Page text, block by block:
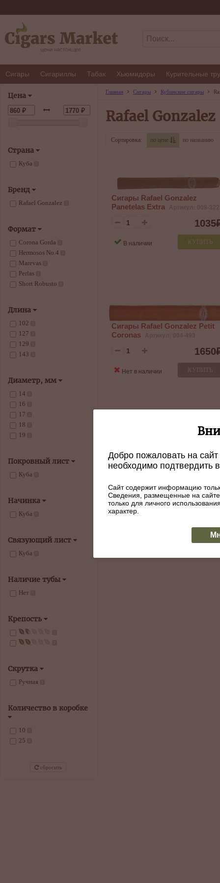
Сигары Сигариллы Табак Хьюмидоры Курительные
Цена
Страна
Куба
Бренд
Rafael Gonzalez
Формат
Corona Gorda
Hermosos No.4
Marevas
Perlas
Short Robusto
Длина
102
127
129
143
Диаметр, мм
14
16
17
18
19
Покровный лист
Куба
Начинка
Куба
Связующий лист
Куба
Наличие тубы
Нет
Крепость
Скрутка
Ручная
Количество в коробке
10
25
сбросить
Главная Сигары Кубинские сигары
Rafael Gonzalez
Сортировка: по цене по названию
Сигары Rafael Gonzalez
Panetelas Extra
1035
КУПИТЬ
В наличии
Сигары Rafael Gonzalez Petit
Coronas
1650
КУПИТЬ
Нет в наличии
Сигары Rafael Gonzalez
Coronas de Lonsdales
Артикул: 060-592
1770
КУПИТЬ
Нет в наличии
Добро пожаловать на
необходимо подтвердить
Сайт содержит информацию
Сведения, размещенные на
только для личного
характер.